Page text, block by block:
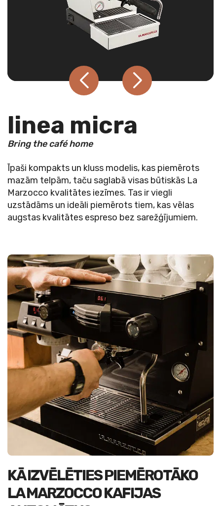
linea micra
Bring the café home
Īpaši kompakts un kluss modelis, kas piemērots
mazām telpām, taču saglabā visas būtiskās La
Marzocco kvalitātes iezīmes. Tas ir viegli
uzstādāms un ideāli piemērots tiem, kas vēlas
augstas kvalitātes espreso bez sarežģījumiem.
KĀ IZVĒLĒTIES PIEMĒROTĀKO
LA MARZOCCO KAFIJAS